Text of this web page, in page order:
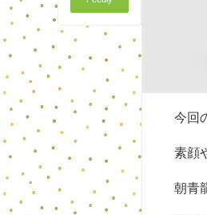
今回
素顔
朝青